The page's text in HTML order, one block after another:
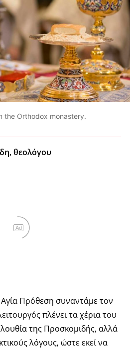
the Orthodox monastery.
θεολόγου
Ad
Πρόθεση συναντάμε τον
πλένει τα χέρια του
της Προσκομιδής, αλλά
λόγους, ώστε εκεί να